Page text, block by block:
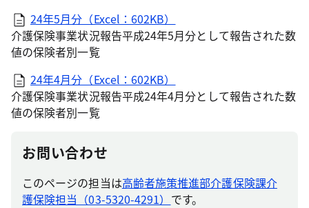
24年5月分（Excel：602KB）
介護保険事業状況報告平成24年5月分として報告された数
値の保険者別一覧
24年4月分（Excel：602KB）
介護保険事業状況報告平成24年4月分として報告された数
値の保険者別一覧
お問い合わせ
このページの担当は高齢者施策推進部介護保険課介
護保険担当（03-5320-4291） です。